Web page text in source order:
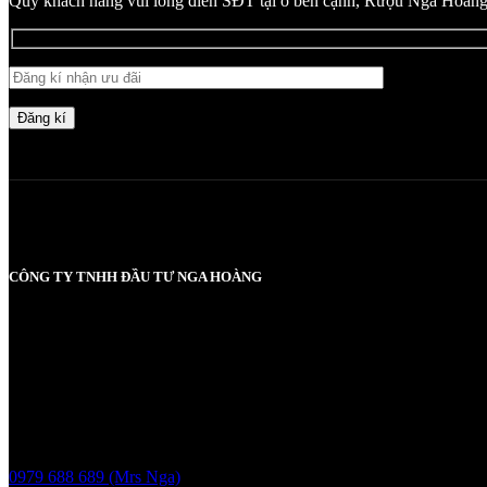
Đăng kí
CÔNG TY TNHH ĐẦU TƯ NGA HOÀNG
0979 688 689 (Mrs Nga)